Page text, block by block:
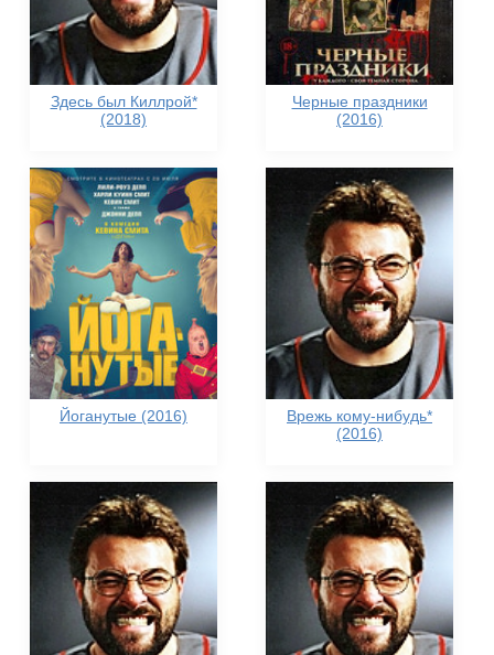
Здесь был Киллрой*
(2018)
Черные праздники
(2016)
Йоганутые (2016)
Врежь кому-нибудь*
(2016)